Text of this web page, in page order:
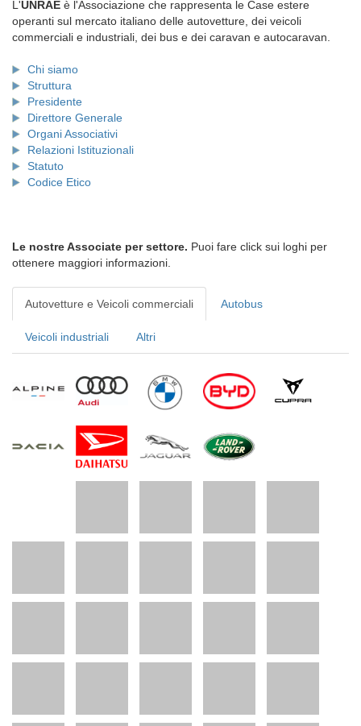
L'UNRAE è l'Associazione che rappresenta le Case estere
operanti sul mercato italiano delle autovetture, dei veicoli
commerciali e industriali, dei bus e dei caravan e autocaravan.
Chi siamo
Struttura
Presidente
Direttore Generale
Organi Associativi
Relazioni Istituzionali
Statuto
Codice Etico
Le nostre Associate per settore. Puoi fare click sui loghi per
ottenere maggiori informazioni.
Autovetture e Veicoli commerciali Autobus
Veicoli industriali Altri